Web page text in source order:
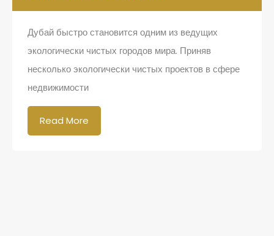
Дубай быстро становится одним из ведущих
экологически чистых городов мира. Приняв
несколько экологически чистых проектов в сфере
недвижимости
Read More